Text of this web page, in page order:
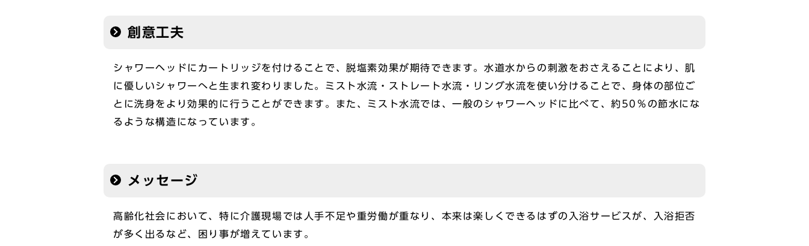
創意工夫
シャワーヘッドにカートリッジを付けることで、脱塩素効果が期待できます。水道水からの刺激をおさえることにより、肌
に優しいシャワーへと生まれ変わりました。ミスト水流・ストレート水流・リング水流を使い分けることで、身体の部位ご
とに洗身をより効果的に行うことができます。また、ミスト水流では、一般のシャワーヘッドに比べて、約50％の節水にな
るような構造になっています。
メッセージ
高齢化社会において、特に介護現場では人手不足や重労働が重なり、本来は楽しくできるはずの入浴サービスが、入浴拒否
が多く出るなど、困り事が増えています。